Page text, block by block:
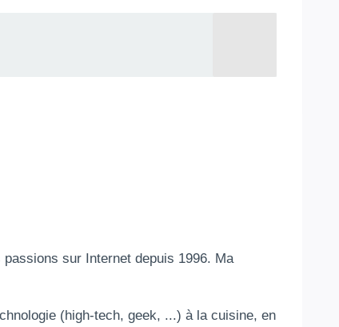
sur Internet depuis 1996. Ma
(high-tech, geek, ...) à la cuisine, en